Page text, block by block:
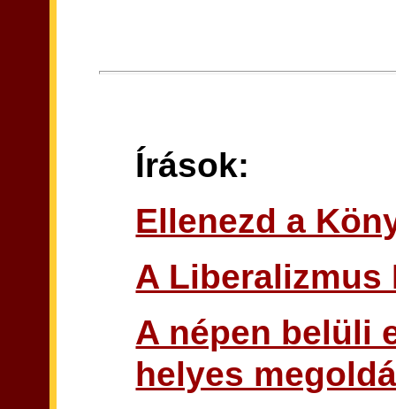
Írások:
Ellenezd a
A Liberalizmus
A népen belüli
helyes